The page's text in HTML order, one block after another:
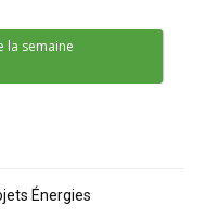
la semaine
Énergies